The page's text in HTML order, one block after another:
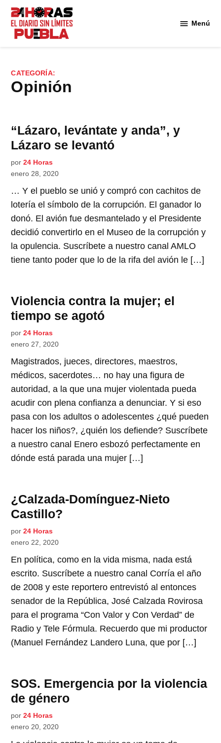
Saltar
contenido
Menú
CATEGORÍA:
Opinión
“Lázaro, levántate y anda”, y
Lázaro se levantó
por 24 Horas
enero 28, 2020
… Y el pueblo se unió y compró con cachitos de
lotería el símbolo de la corrupción. El ganador lo
donó. El avión fue desmantelado y el Presidente
decidió convertirlo en el Museo de la corrupción y
la opulencia. Suscríbete a nuestro canal AMLO
tiene tanto poder que lo de la rifa del avión le […]
Violencia contra la mujer; el
tiempo se agotó
por 24 Horas
enero 27, 2020
Magistrados, jueces, directores, maestros,
médicos, sacerdotes… no hay una figura de
autoridad, a la que una mujer violentada pueda
acudir con plena confianza a denunciar. Y si eso
pasa con los adultos o adolescentes ¿qué pueden
hacer los niños?, ¿quién los defiende? Suscríbete
a nuestro canal Enero esbozó perfectamente en
dónde está parada una mujer […]
¿Calzada-Domínguez-Nieto
Castillo?
por 24 Horas
enero 22, 2020
En política, como en la vida misma, nada está
escrito. Suscríbete a nuestro canal Corría el año
de 2008 y este reportero entrevistó al entonces
senador de la República, José Calzada Rovirosa
para el programa “Con Valor y Con Verdad” de
Radio y Tele Fórmula. Recuerdo que mi productor
(Manuel Fernández Landero Luna, que por […]
SOS. Emergencia por la violencia
de género
por 24 Horas
enero 20, 2020